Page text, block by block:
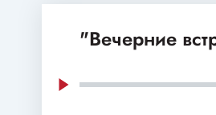
"Вечерние